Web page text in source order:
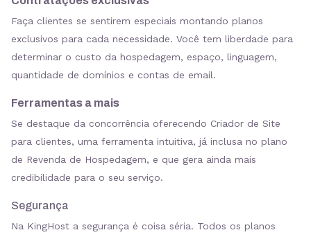
Faça clientes se sentirem especiais montando planos
exclusivos para cada necessidade. Você tem liberdade para
determinar o custo da hospedagem, espaço, linguagem,
quantidade de domínios e contas de email.
Ferramentas a mais
Se destaque da concorrência oferecendo Criador de Site
para clientes, uma ferramenta intuitiva, já inclusa no plano
de Revenda de Hospedagem, e que gera ainda mais
credibilidade para o seu serviço.
Segurança
Na KingHost a segurança é coisa séria. Todos os planos